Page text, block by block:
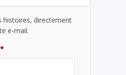
histoires, directement
e-mail.
*